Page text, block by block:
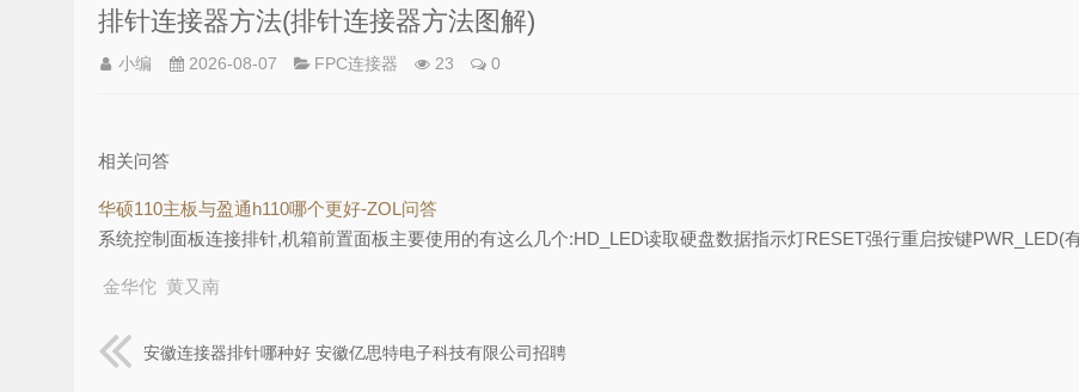
排针连接器方法(排针连接器方法图解)
小编 2026-08-07 FPC连接器 23 0
相关问答
华硕110主板与盈通h110哪个更好-ZOL问答
系统控制面板连接排针,机箱前置面板主要使用的有这么几个:HD_LED读取硬盘数据指示灯RESET强行重启按键
金华佗 黄又南
安徽连接器排针哪种好 安徽亿思特电子科技有限公司招聘